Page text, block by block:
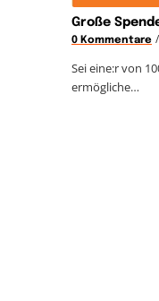
Große
0 Kommentare /
Sei eine:r von
ermögliche…